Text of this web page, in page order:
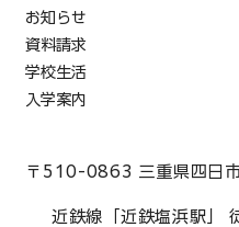
〒510-0863 三重県四日
近鉄線「近鉄塩浜駅」
お知らせ
資料請求
学校生活
入学案内